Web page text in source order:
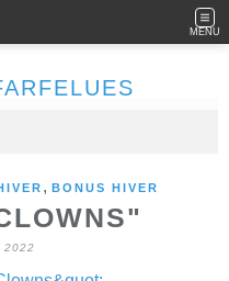
MENU
, BONUS HIVER
2022